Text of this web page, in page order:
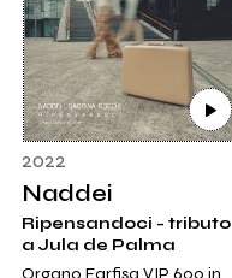
2022
Naddei
Ripensandoci - tributo
a Jula de Palma
Organo Farfisa VIP 600 in